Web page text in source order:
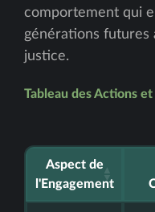
comportement qui
générations futures
justice.
Tableau des Actions et
Aspect de
l'Engagement